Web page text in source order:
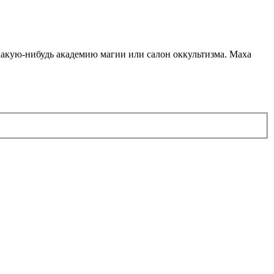
нибудь академию магии или салон оккультизма. Маха